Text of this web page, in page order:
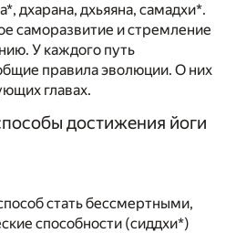
дхарана, дхьяяна, самадхи*.
саморазвитие и стремление
У каждого путь
правила эволюции. О них
главах.
достижения йоги
стать бессмертными,
способности (сиддхи*)